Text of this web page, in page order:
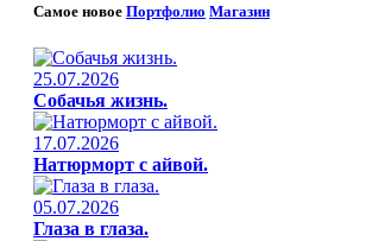
Самое новое Портфолио Магазин
25.07.2026
Собачья жизнь.
17.07.2026
Натюрморт с айвой.
05.07.2026
Глаза в глаза.